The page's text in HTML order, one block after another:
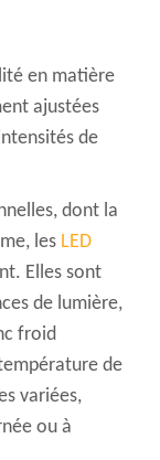
en matière
ajustées
de
dont la
les LED
Elles sont
de lumière,
froid
de
variées,
ou à